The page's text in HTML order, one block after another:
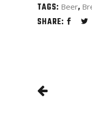
TAGS: Beer
SHARE: